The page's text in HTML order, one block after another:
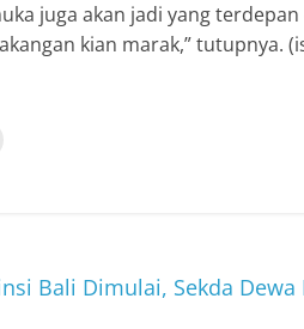
juga akan jadi yang
kian marak,” tutupnya.
Bali Dimulai, Sekda